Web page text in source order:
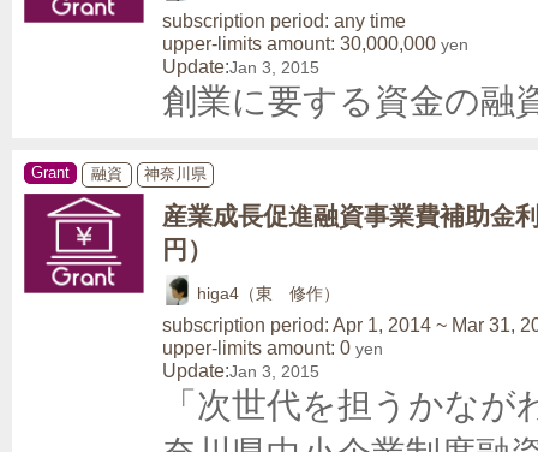
subscription period: any time
upper-limits amount: 30,000,000 yen
Update:Jan 3, 2015
創業に要する資金の融
Grant 融資 神奈川県
産業成長促進融資事業費補助金
円）
higa4（東 修作）
subscription period: Apr 1, 2014 ~ Mar 31,
upper-limits amount: 0 yen
Update:Jan 3, 2015
「次世代を担うかな